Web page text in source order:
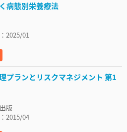
病態別栄養療法
2025/01
ランとリスクマネジメント 第1
版
2015/04